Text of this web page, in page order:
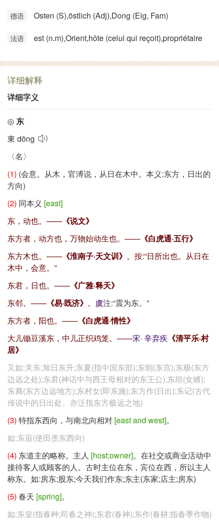
德语 Osten (S)​,östlich (Adj)​,Dong (Eig, Fam)
法语 est (n.m)​,Orient,hôte (celui qui reçoit)​,propriétaire
详细解释
详细字义
◎ 东
東 dōng
〈名〉
(1) (会意。从木，官溥说，从日在木中。本义:东方，日出的
方向)
(2) 同本义 [east]
东，动也。—— 《说文》
东方者，动方也，万物始动生也。—— 《白虎通·五行》
东方木也。—— 《淮南子·天文训》 。按:“日所出也。从日在
木中，会意。”
东君，日也。—— 《广雅·释天》
东邻。—— 《易·既济》 。 虞注:“震为东。”
东方者，阳也。—— 《白虎通·情性》
大儿锄豆溪东，中儿正织鸡笼。——宋· 辛弃疾 《清平乐·村
居》
又如:关东;旭日东升;东夏(指中国东部);东朝(东宫);东极(东方
边远之处);东君(神话中与西王母相对的东王公);东坦(女婿);
东裔(东方边远地方);东村女(即东施);东方作(日出);东记(古代
传说中的日出处。亦泛指东方极远之地)
(3) 特指东西向，与南北向相对 [east and west]。
如:东亩(使田垄东西向)
(4) 东道主的略称。主人 [host;owner]。在社交或商业活动中
接待客人或顾客的人。古时主位在东，宾位在西，所以主人
称东。如:房东;股东;今天我们作东;东主(东家;店主;房东)
(5) 春天 [spring]。
如:东皇(指春种;司春之神);东君(春神);东作(春耕;指春季作物)